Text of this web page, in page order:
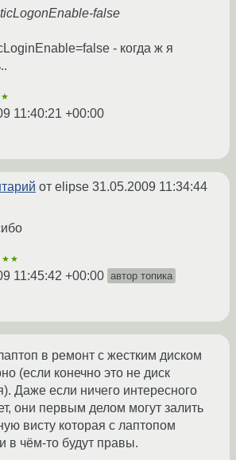
false
- когда ж я
11:40:21 +00:00
от elipse 31.05.2009 11:34:44
11:45:42 +00:00 автор топика
в ремонт с жестким диском
(если конечно это не диск
Даже если ничего интересного
они первым делом могут залить
висту которая с лаптопом
в чём-то будут правы.